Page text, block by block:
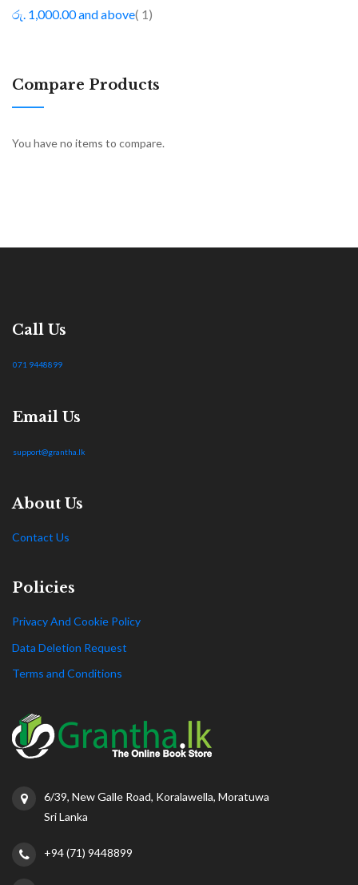
රු. 1,000.00and above 1item
Compare Products
You have no items to compare.
Call Us
071 9448899
Email Us
support@grantha.lk
About Us
Contact Us
Policies
Privacy And Cookie Policy
Data Deletion Request
Terms and Conditions
6/39, New Galle Road, Koralawella, Moratuwa
Sri Lanka
+94 (71) 9448899